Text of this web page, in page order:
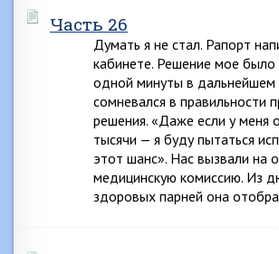
Часть 26
Думать я не стал. Рапорт
кабинете. Решение мое
одной минуты в дальнейшем
сомневался в правильности
решения. «Даже если у меня
тысячи — я буду пытаться
этот шанс». Нас вызвали на
медицинскую комиссию. Из
здоровых парней она